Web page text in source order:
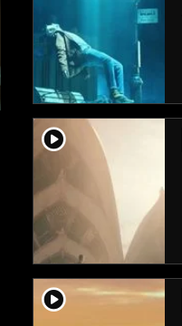
player2
player2